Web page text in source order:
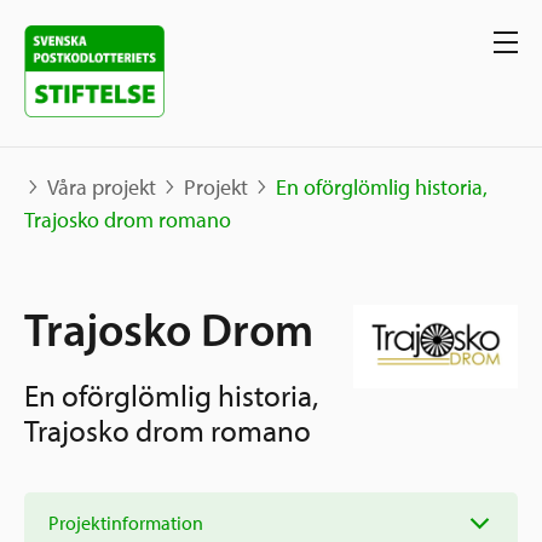
Projekt
Berättelser
Våra stöd
Sverige och övriga världen
Grannskapsinitiativet
Samhällsentreprenörskap
Sök stöd
Våra projekt Projekt
En oförglömlig historia,
Trajosko drom romano
Trajosko Drom
En oförglömlig historia,
Trajosko drom romano
Projektinformation